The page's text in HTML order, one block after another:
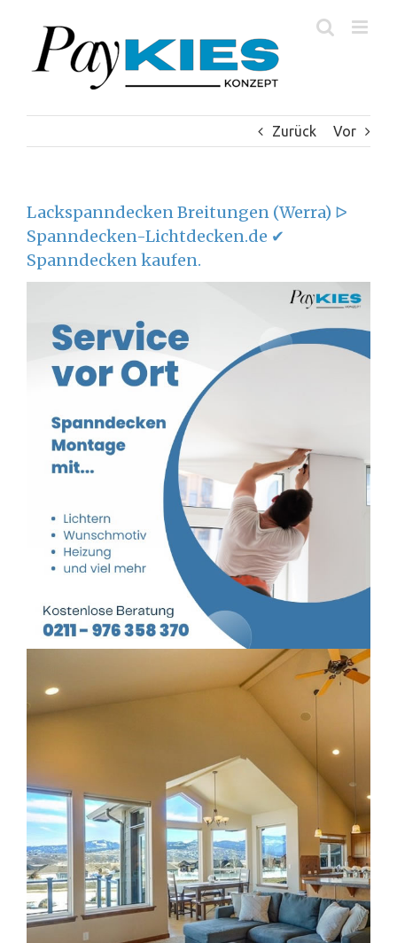
springen
Zurück Vor
Lackspanndecken Breitungen (Werra) ᐅ
Spanndecken-Lichtdecken.de ✔
Spanndecken kaufen.